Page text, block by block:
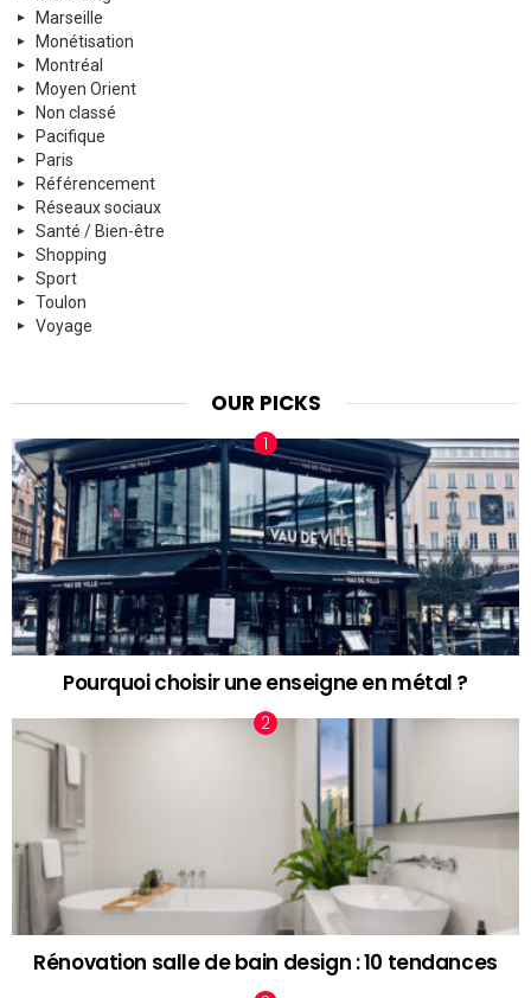
Marseille
Monétisation
Montréal
Moyen Orient
Non classé
Pacifique
Paris
Référencement
Réseaux sociaux
Santé / Bien-être
Shopping
Sport
Toulon
Voyage
OUR PICKS
Pourquoi choisir une enseigne en métal ?
Rénovation salle de bain design : 10 tendances